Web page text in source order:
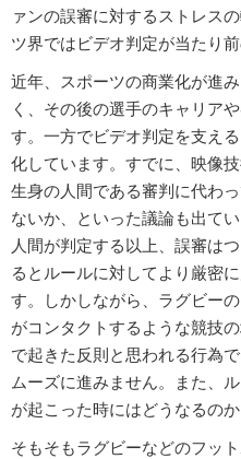
ァンの誤審に対するストレス
ツ界ではビデオ判定が当たり
近年、スポーツの商業化が進
く、その後の選手のキャリア
す。一方でビデオ判定を支え
化しています。すでに、映像
生身の人間である審判に代わ
ないか、といった議論も出てい
人間が判定する以上、誤審は
るとルールに対してより厳密
す。しかしながら、ラグビー
がコンタクトするような競技
で起きた反則と思われる行為
ムーズに進みません。また、
が起こった時にはどうなるの
そもそもラグビーなどのフッ